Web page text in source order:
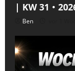
| KW 31・
Ben